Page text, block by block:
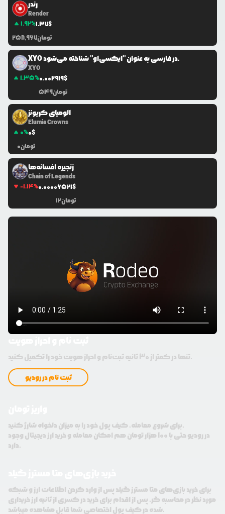
رندر
Render
1.92%1.37$
258,967تومان
XYO در فارسی به عنوان "ایکسی‌او" شناخته می‌شود.
XYO
1.35%0.002919$
549تومان
الومیای کریونز
Elumia Crowns
0%0$
0تومان
زنجیره افسانه‌ها
Chain of Legends
-1.14%0.00006521$
12تومان
تنها در کمتر از 30 ثانیه ثبت‌نام و احراز هویت خود را تکمیل کنید.
ثبت نام در رودیو
برای شروع معامله، کیف پول خود را به میزان دلخواه شارژ کنید.
در رودیو حتی با 100 هزار تومان هم امکان معامله و خرید ارز دیجیتال وجود
دارد.
برای خرید بازی‌های متا مسترز گیلد پس از وارد کردن اطلاعات ارز و شبکه
مورد نظر در محاسبه گر، پس از اقدام برای خرید در کسری از ثانیه ارز خریداری
شده در کیف پول اختصاصی شما قابل مشاهده میباشد.